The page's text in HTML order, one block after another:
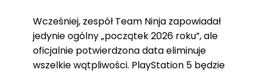
Wcześniej, zespół Team Ninja zapowiadał
jedynie ogólny „początek 2026 roku”, ale
oficjalnie potwierdzona data eliminuje
wszelkie wątpliwości. PlayStation 5 będzie